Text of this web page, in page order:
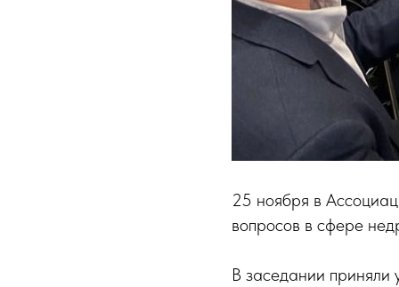
25 ноября в
вопросов в сфере
В заседании приняли